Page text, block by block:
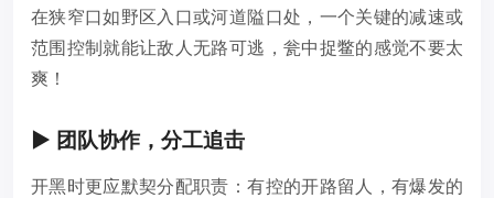
在狭窄口如野区入口或河道隘口处，一个关键的减速或
范围控制就能让敌人无路可逃，瓮中捉鳖的感觉不要太
爽！
▶️ 团队协作，分工追击
开黑时更应默契分配职责：有控的开路留人，有爆发的